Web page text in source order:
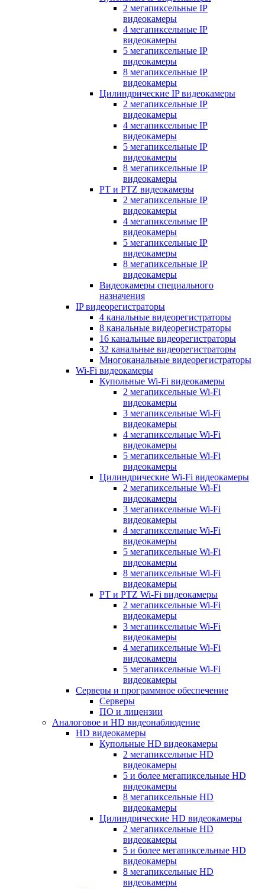
2 мегапиксельные IP
видеокамеры
4 мегапиксельные IP
видеокамеры
5 мегапиксельные IP
видеокамеры
8 мегапиксельные IP
видеокамеры
Цилиндрические IP видеокамеры
2 мегапиксельные IP
видеокамеры
4 мегапиксельные IP
видеокамеры
5 мегапиксельные IP
видеокамеры
8 мегапиксельные IP
видеокамеры
PT и PTZ видеокамеры
2 мегапиксельные IP
видеокамеры
4 мегапиксельные IP
видеокамеры
5 мегапиксельные IP
видеокамеры
8 мегапиксельные IP
видеокамеры
Видеокамеры специального
назначения
IP видеорегистраторы
4 канальные видеорегистраторы
8 канальные видеорегистраторы
16 канальные видеорегистраторы
32 канальные видеорегистраторы
Многоканальные видеорегистраторы
Wi-Fi видеокамеры
Купольные Wi-Fi видеокамеры
2 мегапиксельные Wi-Fi
видеокамеры
3 мегапиксельные Wi-Fi
видеокамеры
4 мегапиксельные Wi-Fi
видеокамеры
5 мегапиксельные Wi-Fi
видеокамеры
Цилиндрические Wi-Fi видеокамеры
2 мегапиксельные Wi-Fi
видеокамеры
3 мегапиксельные Wi-Fi
видеокамеры
4 мегапиксельные Wi-Fi
видеокамеры
5 мегапиксельные Wi-Fi
видеокамеры
8 мегапиксельные Wi-Fi
видеокамеры
PT и PTZ Wi-Fi видеокамеры
2 мегапиксельные Wi-Fi
видеокамеры
3 мегапиксельные Wi-Fi
видеокамеры
4 мегапиксельные Wi-Fi
видеокамеры
5 мегапиксельные Wi-Fi
видеокамеры
Серверы и программное обеспечение
Серверы
ПО и лицензии
Аналоговое и HD видеонаблюдение
HD видеокамеры
Купольные HD видеокамеры
2 мегапиксельные HD
видеокамеры
5 и более мегапиксельные HD
видеокамеры
8 мегапиксельные HD
видеокамеры
Цилиндрические HD видеокамеры
2 мегапиксельные HD
видеокамеры
5 и более мегапиксельные HD
видеокамеры
8 мегапиксельные HD
видеокамеры